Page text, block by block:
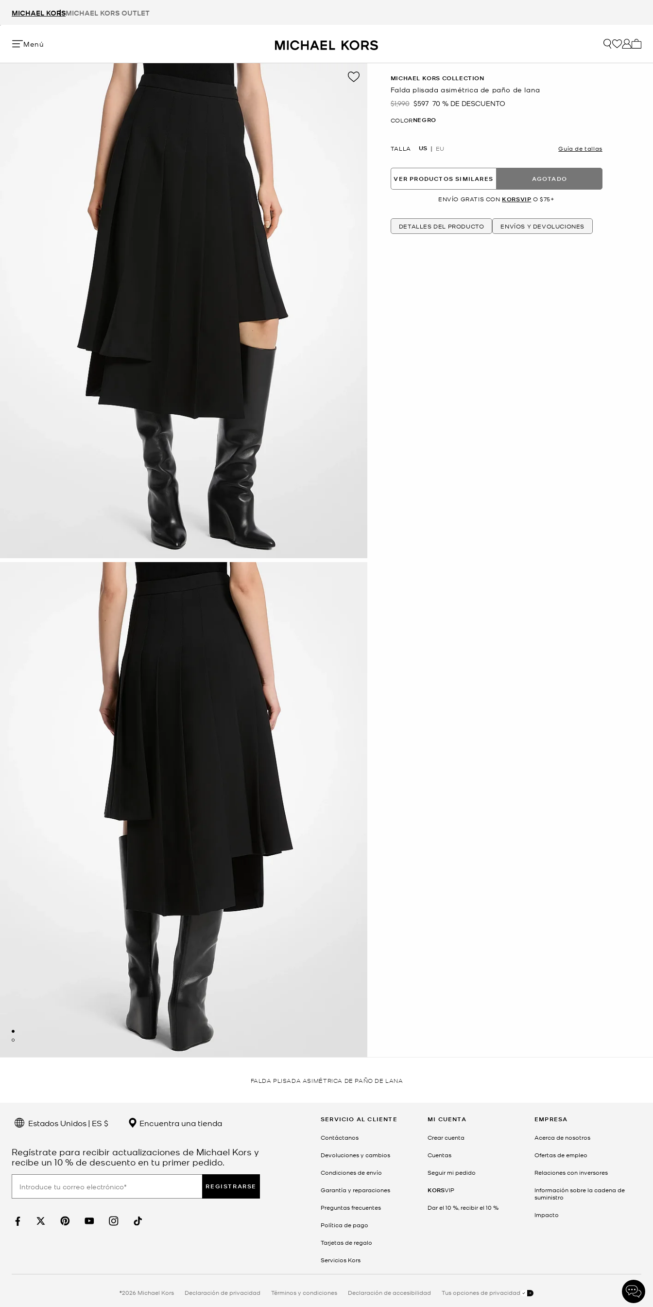
MICHAEL KORSMICHAEL KORS OUTLET
Menú
MICHAEL KORS COLLECTION
Falda plisada asimétrica de paño de lana
Era
$1,990 Ahora
$597 70 % DE DESCUENTO
COLORNEGRO
TALLA US EU Guía de tallas
VER PRODUCTOS SIMILARES AGOTADO
ENVÍO GRATIS CON KORSVIP O $75+
DETALLES DEL PRODUCTO ENVÍOS Y DEVOLUCIONES
FALDA PLISADA ASIMÉTRICA DE PAÑO DE LANA
Estados Unidos | ES $ Encuentra una tienda
Regístrate para recibir actualizaciones de Michael Kors y
recibe un 10 % de descuento en tu primer pedido.
REGISTRARSE
SERVICIO AL CLIENTE
Contáctanos
Devoluciones y cambios
Condiciones de envío
Garantía y reparaciones
Preguntas frecuentes
Política de pago
Tarjetas de regalo
Servicios Kors
MI CUENTA
Crear cuenta
Cuentas
Seguir mi pedido
KORSVIP
Dar el 10 %, recibir el 10 %
EMPRESA
Acerca de nosotros
Ofertas de empleo
Relaciones con inversores
Información sobre la cadena de
suministro
Impacto
©2026 Michael Kors Declaración de privacidad Términos y condiciones Declaración de accesibilidad Tus opciones de privacidad